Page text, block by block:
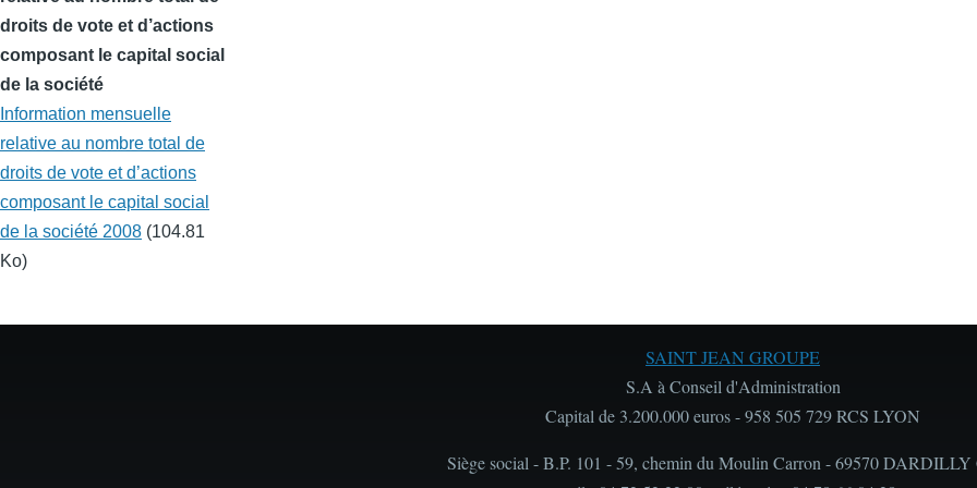
droits de vote et d’actions
composant le capital social
de la société
Information mensuelle
relative au nombre total de
droits de vote et d’actions
composant le capital social
de la société 2008 (104.81
Ko)
SAINT JEAN GROUPE
S.A à Conseil d'Administration
Capital de 3.200.000 euros - 958 505 729 RCS LYON
Siège social - B.P. 101 - 59, chemin du Moulin Carron - 69570 DARDILLY